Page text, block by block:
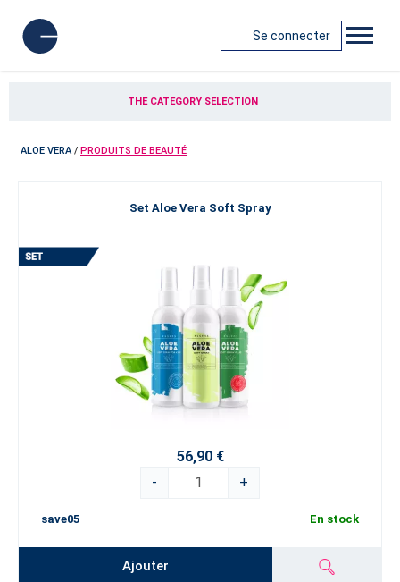
Se connecter
THE CATEGORY SELECTION
ALOE VERA / PRODUITS DE BEAUTÉ
Set Aloe Vera Soft Spray
56,90 €
-
+
save05 En stock
Ajouter